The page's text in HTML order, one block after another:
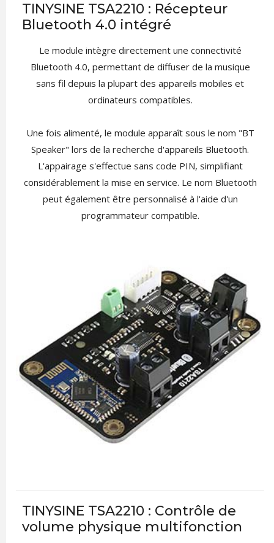
TINYSINE TSA2210 : Récepteur
Bluetooth 4.0 intégré
Le module intègre directement une connectivité
Bluetooth 4.0, permettant de diffuser de la musique
sans fil depuis la plupart des appareils mobiles et
ordinateurs compatibles.
Une fois alimenté, le module apparaît sous le nom "BT
Speaker" lors de la recherche d'appareils Bluetooth.
L'appairage s'effectue sans code PIN, simplifiant
considérablement la mise en service. Le nom Bluetooth
peut également être personnalisé à l'aide d'un
programmateur compatible.
TINYSINE TSA2210 : Contrôle de
volume physique multifonction